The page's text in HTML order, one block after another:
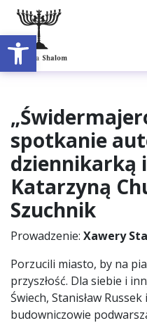
Open toolbar
spotkanie
dziennikarką
Katarzyną
Szuchnik
Prowadzenie: Xawery
Porzucili miasto, by na
przyszłość. Dla siebie i
Świech, Stanisław
budowniczowie